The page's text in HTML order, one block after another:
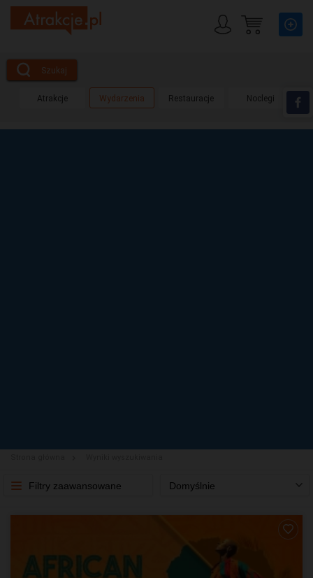
Szukaj
Atrakcje Wydarzenia Restauracje Noclegi
Filtry zaawansowane Domyślnie